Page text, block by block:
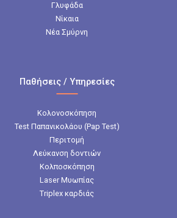
Γλυφάδα
Νίκαια
Νέα Σμύρνη
Παθήσεις / Υπηρεσίες
Κολονοσκόπηση
Test Παπανικολάου (Pap Test)
Περιτομή
Λεύκανση δοντιών
Κολποσκόπηση
Laser Μυωπίας
Triplex καρδιάς